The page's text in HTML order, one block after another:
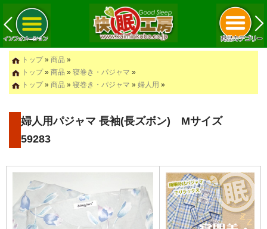
トップ» 商品 »
トップ» 商品 » 寝巻き・パジャマ »
トップ» 商品 » 寝巻き・パジャマ » 婦人用 »
婦人用パジャマ 長袖(長ズボン) Mサイズ
59283